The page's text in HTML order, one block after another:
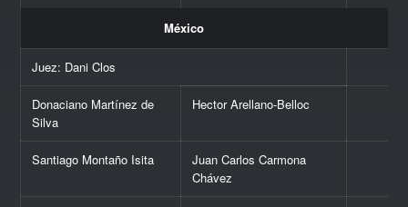
México
Juez: Dani Clos
Donaciano Martínez de
Silva
Hector Arellano-Belloc
Santiago Montaño Isita
Juan Carlos Carmona
Chávez